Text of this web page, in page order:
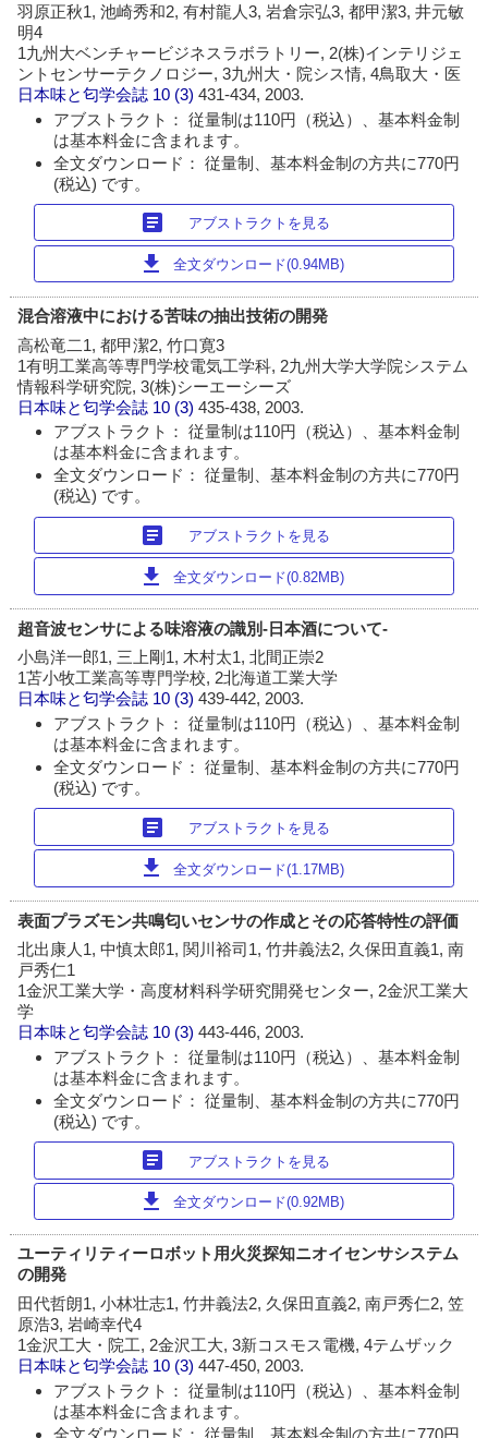
羽原正秋1, 池崎秀和2, 有村龍人3, 岩倉宗弘3, 都甲潔3, 井元敏
明4
1九州大ベンチャービジネスラボラトリー, 2(株)インテリジェ
ントセンサーテクノロジー, 3九州大・院シス情, 4鳥取大・医
日本味と匂学会誌 10 (3)431-434, 2003.
アブストラクト： 従量制は110円（税込）、基本料金制
は基本料金に含まれます。
全文ダウンロード： 従量制、基本料金制の方共に770円
(税込) です。
article アブストラクトを見る
download 全文ダウンロード(0.94MB)
混合溶液中における苦味の抽出技術の開発
高松竜二1, 都甲潔2, 竹口寛3
1有明工業高等専門学校電気工学科, 2九州大学大学院システム
情報科学研究院, 3(株)シーエーシーズ
日本味と匂学会誌 10 (3)435-438, 2003.
アブストラクト： 従量制は110円（税込）、基本料金制
は基本料金に含まれます。
全文ダウンロード： 従量制、基本料金制の方共に770円
(税込) です。
article アブストラクトを見る
download 全文ダウンロード(0.82MB)
超音波センサによる味溶液の識別-日本酒について-
小島洋一郎1, 三上剛1, 木村太1, 北間正崇2
1苫小牧工業高等専門学校, 2北海道工業大学
日本味と匂学会誌 10 (3)439-442, 2003.
アブストラクト： 従量制は110円（税込）、基本料金制
は基本料金に含まれます。
全文ダウンロード： 従量制、基本料金制の方共に770円
(税込) です。
article アブストラクトを見る
download 全文ダウンロード(1.17MB)
表面プラズモン共鳴匂いセンサの作成とその応答特性の評価
北出康人1, 中慎太郎1, 関川裕司1, 竹井義法2, 久保田直義1, 南
戸秀仁1
1金沢工業大学・高度材料科学研究開発センター, 2金沢工業大
学
日本味と匂学会誌 10 (3)443-446, 2003.
アブストラクト： 従量制は110円（税込）、基本料金制
は基本料金に含まれます。
全文ダウンロード： 従量制、基本料金制の方共に770円
(税込) です。
article アブストラクトを見る
download 全文ダウンロード(0.92MB)
ユーティリティーロボット用火災探知ニオイセンサシステム
の開発
田代哲朗1, 小林壮志1, 竹井義法2, 久保田直義2, 南戸秀仁2, 笠
原浩3, 岩崎幸代4
1金沢工大・院工, 2金沢工大, 3新コスモス電機, 4テムザック
日本味と匂学会誌 10 (3)447-450, 2003.
アブストラクト： 従量制は110円（税込）、基本料金制
は基本料金に含まれます。
全文ダウンロード： 従量制、基本料金制の方共に770円